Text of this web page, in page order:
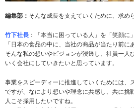
編集部： そんな成長を支えていくために、求め
竹下社長 ：「本当に困っている人」を「笑顔に
「日本の食品の中に、当社の商品が当たり前に
そんな私の想いやビジョンが浸透し、社員一人
いく会社にしていきたいと思っています。
事業をスピーディーに推進していくためには、
ですが、なにより想いや理念に共感し、共に挑
人こそ採用したいですね。